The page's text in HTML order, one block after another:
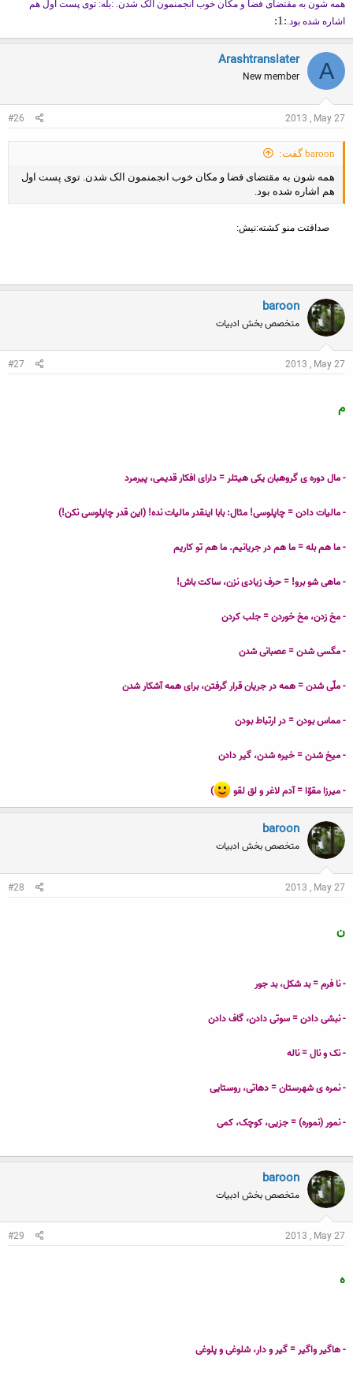
همه شون به مقتضای فضا و مکان خوب انجمنمون الک شدن. :بله: توی پست اول هم
اشاره شده بود.:1:
A
Arashtranslater
New member
2013 , May 27
#26
baroon گفت:
همه شون به مقتضای فضا و مکان خوب انجمنمون الک شدن. توی پست اول
هم اشاره شده بود.
صداقتت منو کشته:نیش:
baroon
متخصص بخش ادبیات
2013 , May 27
#27
م
- مال دوره ی گروهبان یکی هیتلر = دارای افکار قدیمی، پیرمرد
- مالیات دادن = چاپلوسی! مثال: بابا اینقدر مالیات نده! (این قدر چاپلوسی نکن!)
- ما هم بله = ما هم در جریانیم. ما هم تو کاریم
- ماهی شو برو! = حرف زیادی نزن، ساکت باش!
- مخ زدن، مخ خوردن=جلب کردن
- مگسی شدن = عصبانی شدن
- ملّی شدن = همه در جریان قرار گرفتن، برای همه آشکار شدن
- مماس بودن = در ارتباط بودن
- میخ شدن = خیره شدن، گیر دادن
- میرزا مقوّا = آدم لاغر و لق لقو )
baroon
متخصص بخش ادبیات
2013 , May 27
#28
ن
- نا فرم = بد شکل، بد جور
- نبشی دادن = سوتی دادن، گاف دادن
- نک و نال = ناله
- نمره ی شهرستان = دهاتی، روستایی
- نمور (نموره) = جزیی، کوچک، کمی
baroon
متخصص بخش ادبیات
2013 , May 27
#29
ه
- هاگیر واگیر = گیر و دار، شلوغی و پلوغی